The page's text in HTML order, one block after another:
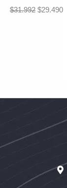
$31.992 $29.490